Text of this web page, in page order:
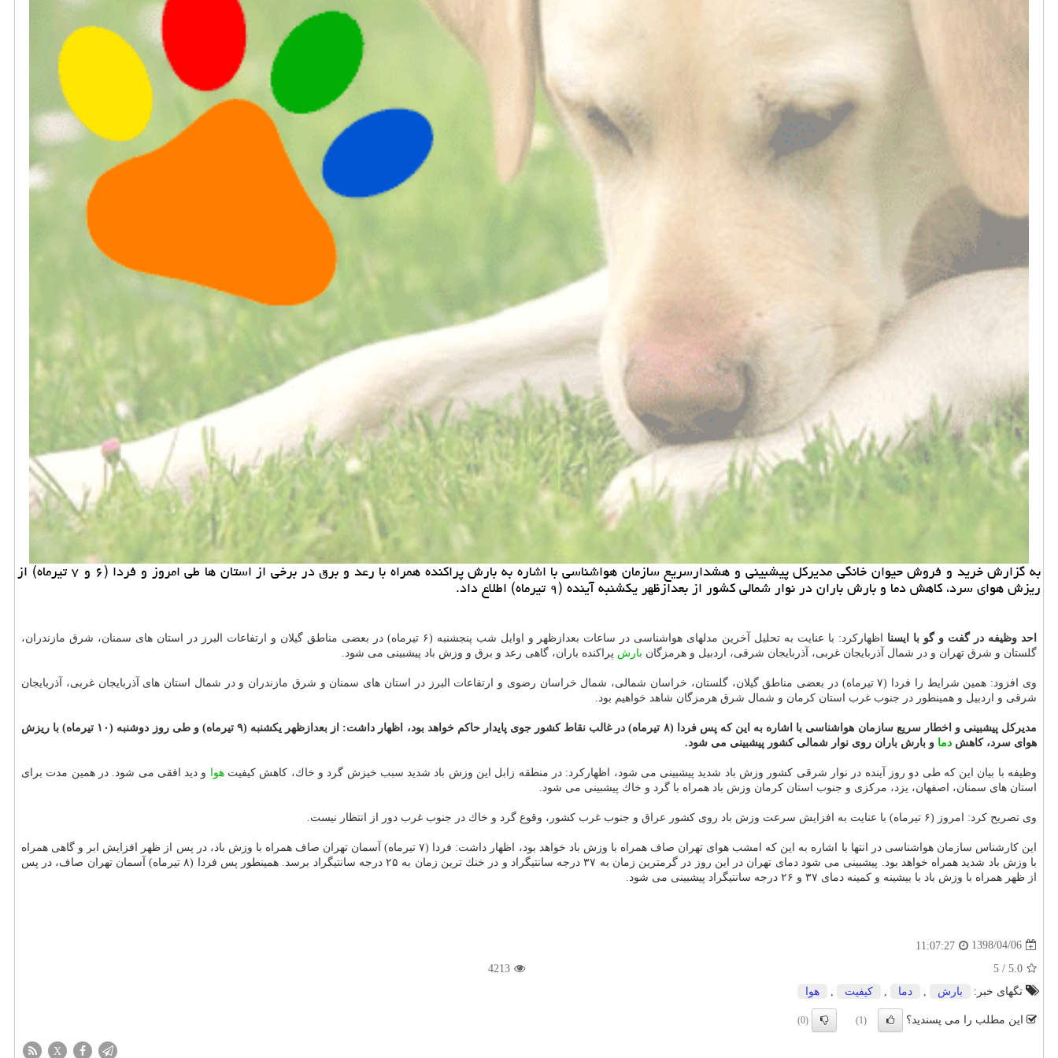
به گزارش خرید و فروش حیوان خانگی مدیركل پیشبینی و هشدارسریع سازمان هواشناسی با اشاره به بارش پراكنده همراه با رعد و برق در برخی از استان ها طی امروز و فردا (۶ و ۷ تیرماه) از
ریزش هوای سرد، كاهش دما و بارش باران در نوار شمالی كشور از بعدازظهر یكشنبه آینده (۹ تیرماه) اطلاع داد.
احد وظیفه در گفت و گو با ایسنا
اظهاركرد: با عنایت به تحلیل آخرین مدلهای هواشناسی در ساعات بعدازظهر و اوایل شب پنجشنبه (۶ تیرماه) در بعضی مناطق گیلان و ارتفاعات البرز در استان های سمنان، شرق مازندران،
گلستان و شرق تهران و در شمال آذربایجان غربی، آذربایجان شرقی، اردبیل و هرمزگان بارش پراكنده باران، گاهی رعد و برق و وزش باد پیشبینی می شود.
وی افزود: همین شرایط را فردا (۷ تیرماه) در بعضی مناطق گیلان، گلستان، خراسان شمالی، شمال خراسان رضوی و ارتفاعات البرز در استان های سمنان و شرق مازندران و در شمال استان های آذربایجان غربی، آذربایجان
شرقی و اردبیل و همینطور در جنوب غرب استان كرمان و شمال شرق هرمزگان شاهد خواهیم بود.
مدیركل پیشبینی و اخطار سریع سازمان هواشناسی
با اشاره به این كه پس فردا (۸ تیرماه) در غالب نقاط كشور جوی پایدار حاكم خواهد بود، اظهار داشت: از بعدازظهر یكشنبه (۹ تیرماه) و طی روز دوشنبه (۱۰ تیرماه) با ریزش
هوای سرد، كاهش دما و بارش باران روی نوار شمالی كشور پیشبینی می شود.
وظیفه با بیان این كه طی دو روز آینده در نوار شرقی كشور وزش باد شدید پیشبینی می شود، اظهاركرد: در منطقه زابل این وزش باد شدید سبب خیزش گرد و خاك، كاهش كیفیتهوا و دید افقی می شود. در همین مدت برای
استان های سمنان، اصفهان، یزد، مركزی و جنوب استان كرمان وزش باد همراه با گرد و خاك پیشبینی می شود.
وی تصریح كرد: امروز (۶ تیرماه) با عنایت به افزایش سرعت وزش باد روی كشور عراق و جنوب غرب كشور، وقوع گرد و خاك در جنوب غرب دور از انتظار نیست.
این كارشناس سازمان هواشناسی در انتها با اشاره به این كه امشب هوای تهران صاف همراه با وزش باد خواهد بود، اظهار داشت: فردا (۷ تیرماه) آسمان تهران صاف همراه با وزش باد، در پس از ظهر افزایش ابر و گاهی همراه
با وزش باد شدید همراه خواهد بود. پیشبینی می شود دمای تهران در این روز در گرمترین زمان به ۳۷ درجه سانتیگراد و در خنك ترین زمان به ۲۵ درجه سانتیگراد برسد. همینطور پس فردا (۸ تیرماه) آسمان تهران صاف، در پس
از ظهر همراه با وزش باد با بیشینه و كمینه دمای ۳۷ و ۲۶ درجه سانتیگراد پیشبینی می شود.
1398/04/06
11:07:27
5.0
/
5
4213
تگهای خبر:
بارش دما كیفیت هوا
این مطلب را می پسندید؟ (1)
(0)
X